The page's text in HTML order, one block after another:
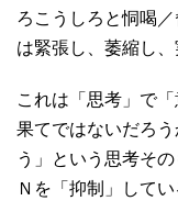
ろこうしろと恫喝
は緊張し、萎縮し
これは「思考」で
果てではないだろ
う」という思考そ
Ｎを「抑制」してい